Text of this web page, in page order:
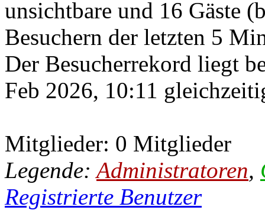
unsichtbare und 16 Gäste
Besuchern der letzten 5
Der Besucherrekord liegt
Feb 2026, 10:11
Mitglieder: 0 Mitglieder
Legende: Administratoren,
Registrierte Benutzer